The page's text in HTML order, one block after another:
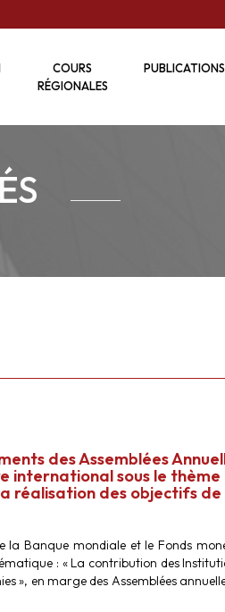
COURS
RÉGIONALES
PUBLICATIONS
des Assemblées
international sous le
réalisation des objectifs de
Banque mondiale et le Fonds
: « La contribution des
», en marge des Assemblées